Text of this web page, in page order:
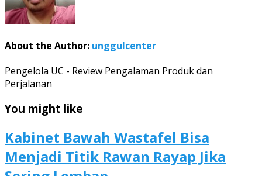
About the Author: unggulcenter
Pengelola UC - Review Pengalaman Produk dan
Perjalanan
You might like
Kabinet Bawah Wastafel Bisa
Menjadi Titik Rawan Rayap Jika